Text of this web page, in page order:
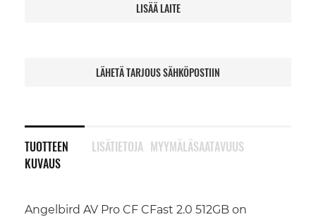
LISÄÄ LAITE
LÄHETÄ TARJOUS SÄHKÖPOSTIIN
TUOTTEEN
KUVAUS
Angelbird AV Pro CF CFast 2.0 512GB on
LISÄTIETOJA MYYMÄLÄSAATAVUUS